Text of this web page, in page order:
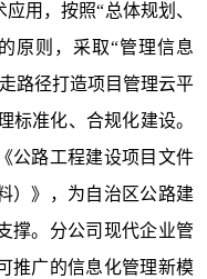
用，按照“总体规划、
原则，采取“管理信息
路径打造项目管理云平
标准化、合规化建设。
公路工程建设项目文件
）》，为自治区公路建
撑。分公司现代企业管
推广的信息化管理新模